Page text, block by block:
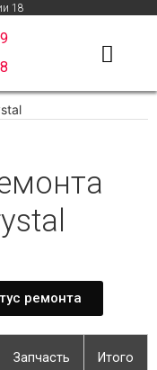
18
ремонта
Запчасть Итого